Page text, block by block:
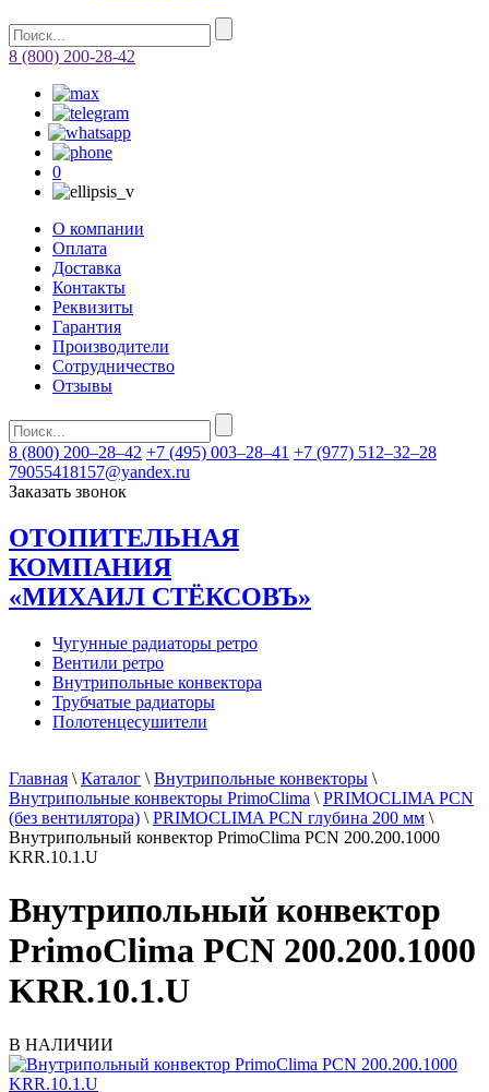
8 (800) 200-28-42
0
О компании
Оплата
Доставка
Контакты
Реквизиты
Гарантия
Производители
Сотрудничество
Отзывы
8 (800) 200–28–42 +7 (495) 003–28–41 +7 (977) 512–32–28
79055418157@yandex.ru
Заказать звонок
ОТОПИТЕЛЬНАЯ
КОМПАНИЯ
«МИХАИЛ СТЁКСОВЪ»
Чугунные радиаторы ретро
Вентили ретро
Внутрипольные конвектора
Трубчатые радиаторы
Полотенцесушители
Главная \ Каталог \ Внутрипольные конвекторы \
Внутрипольные конвекторы PrimoClima \ PRIMOCLIMA PCN
(без вентилятора) \ PRIMOCLIMA PCN глубина 200 мм \
Внутрипольный конвектор PrimoClima PCN 200.200.1000
KRR.10.1.U
Внутрипольный конвектор
PrimoClima PCN 200.200.1000
KRR.10.1.U
В НАЛИЧИИ